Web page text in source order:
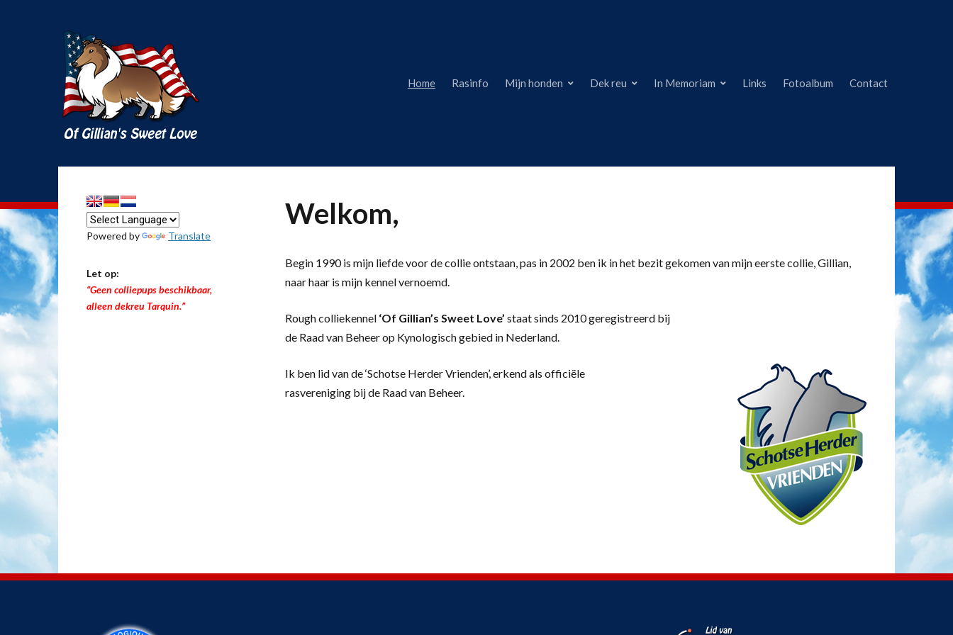
Home Rasinfo Mijn honden Dek reu In Memoriam Links Fotoalbum Contact
Welkom,
Begin 1990 is mijn liefde voor de collie ontstaan, pas in 2002 ben ik in het bezit gekomen van mijn eerste collie, Gillian,
naar haar is mijn kennel vernoemd.
Rough colliekennel ‘Of Gillian’s Sweet Love’ staat sinds 2010 geregistreerd bij
de Raad van Beheer op Kynologisch gebied in Nederland.
Ik ben lid van de ‘Schotse Herder Vrienden’, erkend als officiële
rasvereniging bij de Raad van Beheer.
Powered by Translate
Let op:
“Geen colliepups beschikbaar,
alleen dekreu Tarquin.”